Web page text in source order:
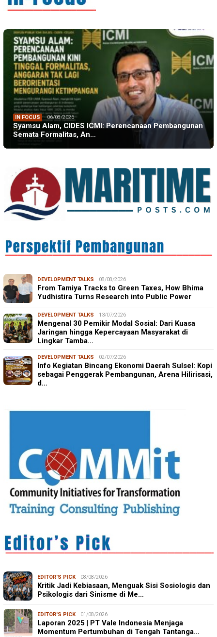
IN FOCUS 06/08/2026
Syamsu Alam, CIDES ICMI: Perencanaan Pembangunan
Semata Formalitas, An…
DEVELOPMENT TALKS 08/08/2026
From Tamiya Tracks to Green Taxes, How Bhima
Yudhistira Turns Research into Public Power
DEVELOPMENT TALKS 13/07/2026
Mengenal 30 Pemikir Modal Sosial: Dari Kuasa
Jaringan hingga Kepercayaan Masyarakat di
Lingkar Tamba…
DEVELOPMENT TALKS 02/07/2026
Info Kegiatan Bincang Ekonomi Daerah Sulsel: Kopi
sebagai Penggerak Pembangunan, Arena Hilirisasi,
d…
EDITOR'S PICK 08/08/2026
Kritik Jadi Kebiasaan, Menguak Sisi Sosiologis dan
Psikologis dari Sinisme di Me…
EDITOR'S PICK 01/08/2026
Laporan 2025 | PT Vale Indonesia Menjaga
Momentum Pertumbuhan di Tengah Tantanga…